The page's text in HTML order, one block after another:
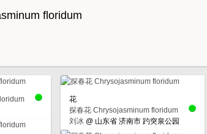
floridum
花
探春花 Chrysojasminum floridum
刘冰 @ 山东省 济南市 趵突泉公园